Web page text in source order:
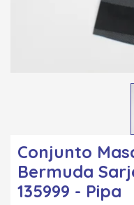
Conjunto
Bermuda
135999 - Pipa